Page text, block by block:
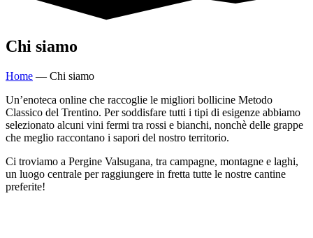
Chi siamo
Home — Chi siamo
Un’enoteca online che raccoglie le migliori bollicine Metodo
Classico del Trentino. Per soddisfare tutti i tipi di esigenze abbiamo
selezionato alcuni vini fermi tra rossi e bianchi, nonchè delle grappe
che meglio raccontano i sapori del nostro territorio.
Ci troviamo a Pergine Valsugana, tra campagne, montagne e laghi,
un luogo centrale per raggiungere in fretta tutte le nostre cantine
preferite!